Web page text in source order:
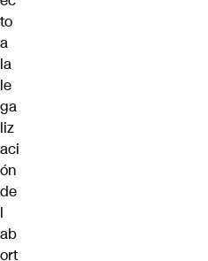
to
a
la
le
ga
liz
aci
ón
de
l
ab
ort